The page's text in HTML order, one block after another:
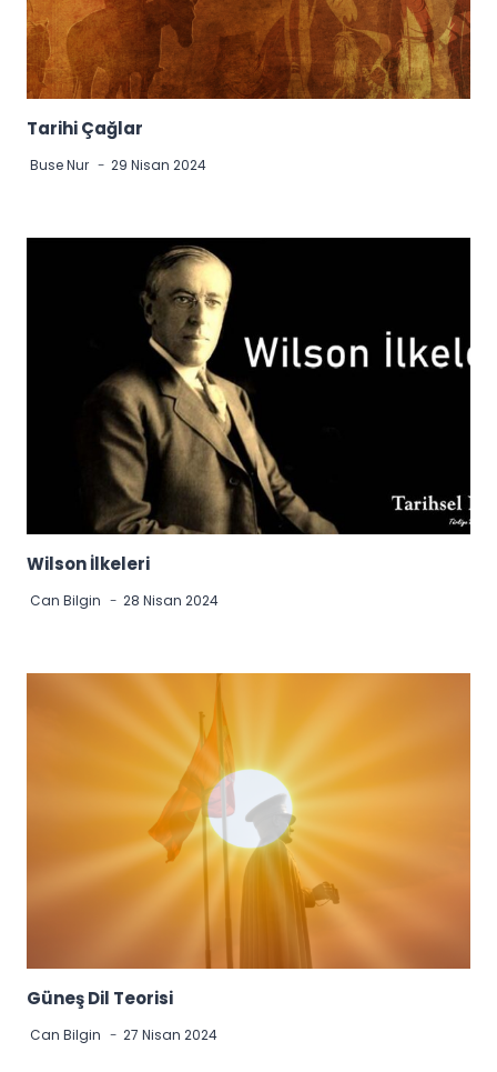
Tarihi Çağlar
Buse Nur 29 Nisan 2024
Wilson İlkeleri
Can Bilgin 28 Nisan 2024
Güneş Dil Teorisi
Can Bilgin 27 Nisan 2024